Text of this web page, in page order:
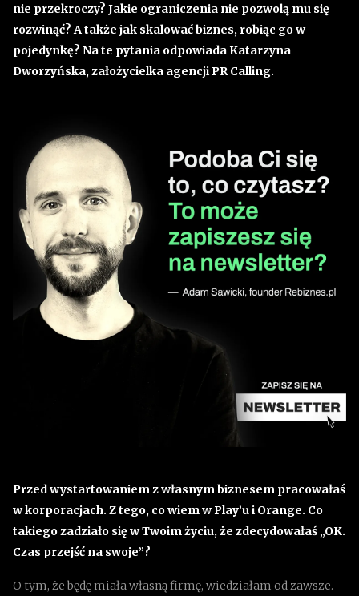
nie przekroczy? Jakie ograniczenia nie pozwolą mu się
rozwinąć? A także jak skalować biznes, robiąc go w
pojedynkę? Na te pytania odpowiada Katarzyna
Dworzyńska, założycielka agencji PR Calling.
Przed wystartowaniem z własnym biznesem pracowałaś
w korporacjach. Z tego, co wiem w Play’u i Orange. Co
takiego zadziało się w Twoim życiu, że zdecydowałaś „OK.
Czas przejść na swoje”?
O tym, że będę miała własną firmę, wiedziałam od zawsze.